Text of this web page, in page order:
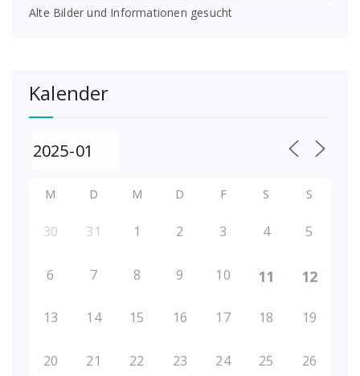
Alte Bilder und Informationen gesucht
Kalender
M D M D F S S
30 31 1 2 3 4 5
6 7 8 9 10 11 12
13 14 15 16 17 18 19
20 21 22 23 24 25 26